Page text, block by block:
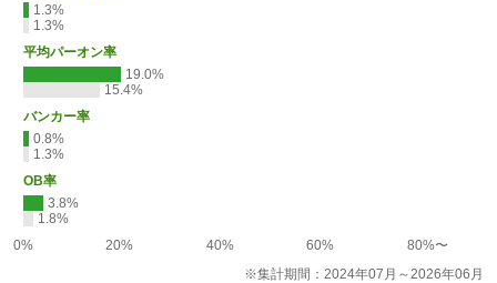
1.3%
1.3%
平均パーオン率
19.0%
15.4%
バンカー率
0.8%
1.3%
OB率
3.8%
1.8%
0%
20% 40% 60%
80%〜
※集計期間：2024年07月～2026年06月